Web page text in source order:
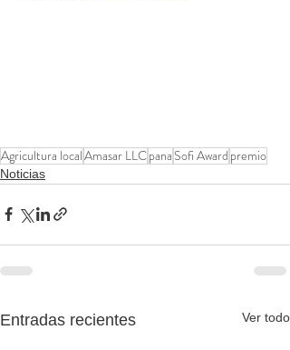
Agricultura localAmasar LLCpana Sofi Award premio
Noticias
Entradas recientes Ver todo